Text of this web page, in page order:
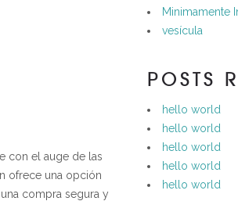
con el auge de las
ofrece una opción
compra segura y
Minimamente
vesícula
POSTS
hello world
hello world
hello world
hello world
hello world